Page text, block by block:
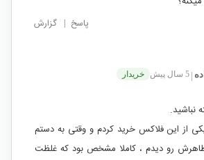
پاسخ | گزارش
5 سال پیش خریدار
نباشید.
از این فلاکس خرید کردم و وقتی به دستم
رو دیدم ، کاملا مشخص بود که غلظت